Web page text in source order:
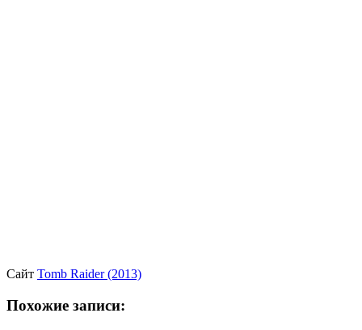
Сайт Tomb Raider (2013)
Похожие записи: